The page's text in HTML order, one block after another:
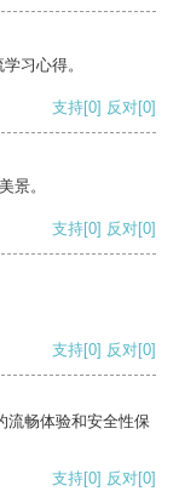
习心得。
支持[0] 反对[0]
景。
支持[0] 反对[0]
支持[0] 反对[0]
流畅体验和安全性保
支持[0] 反对[0]